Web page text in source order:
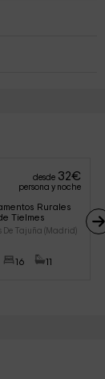
desde 32€
persona y noche
Rurales
Tielmes
De Tajuña (Madrid)
16 11